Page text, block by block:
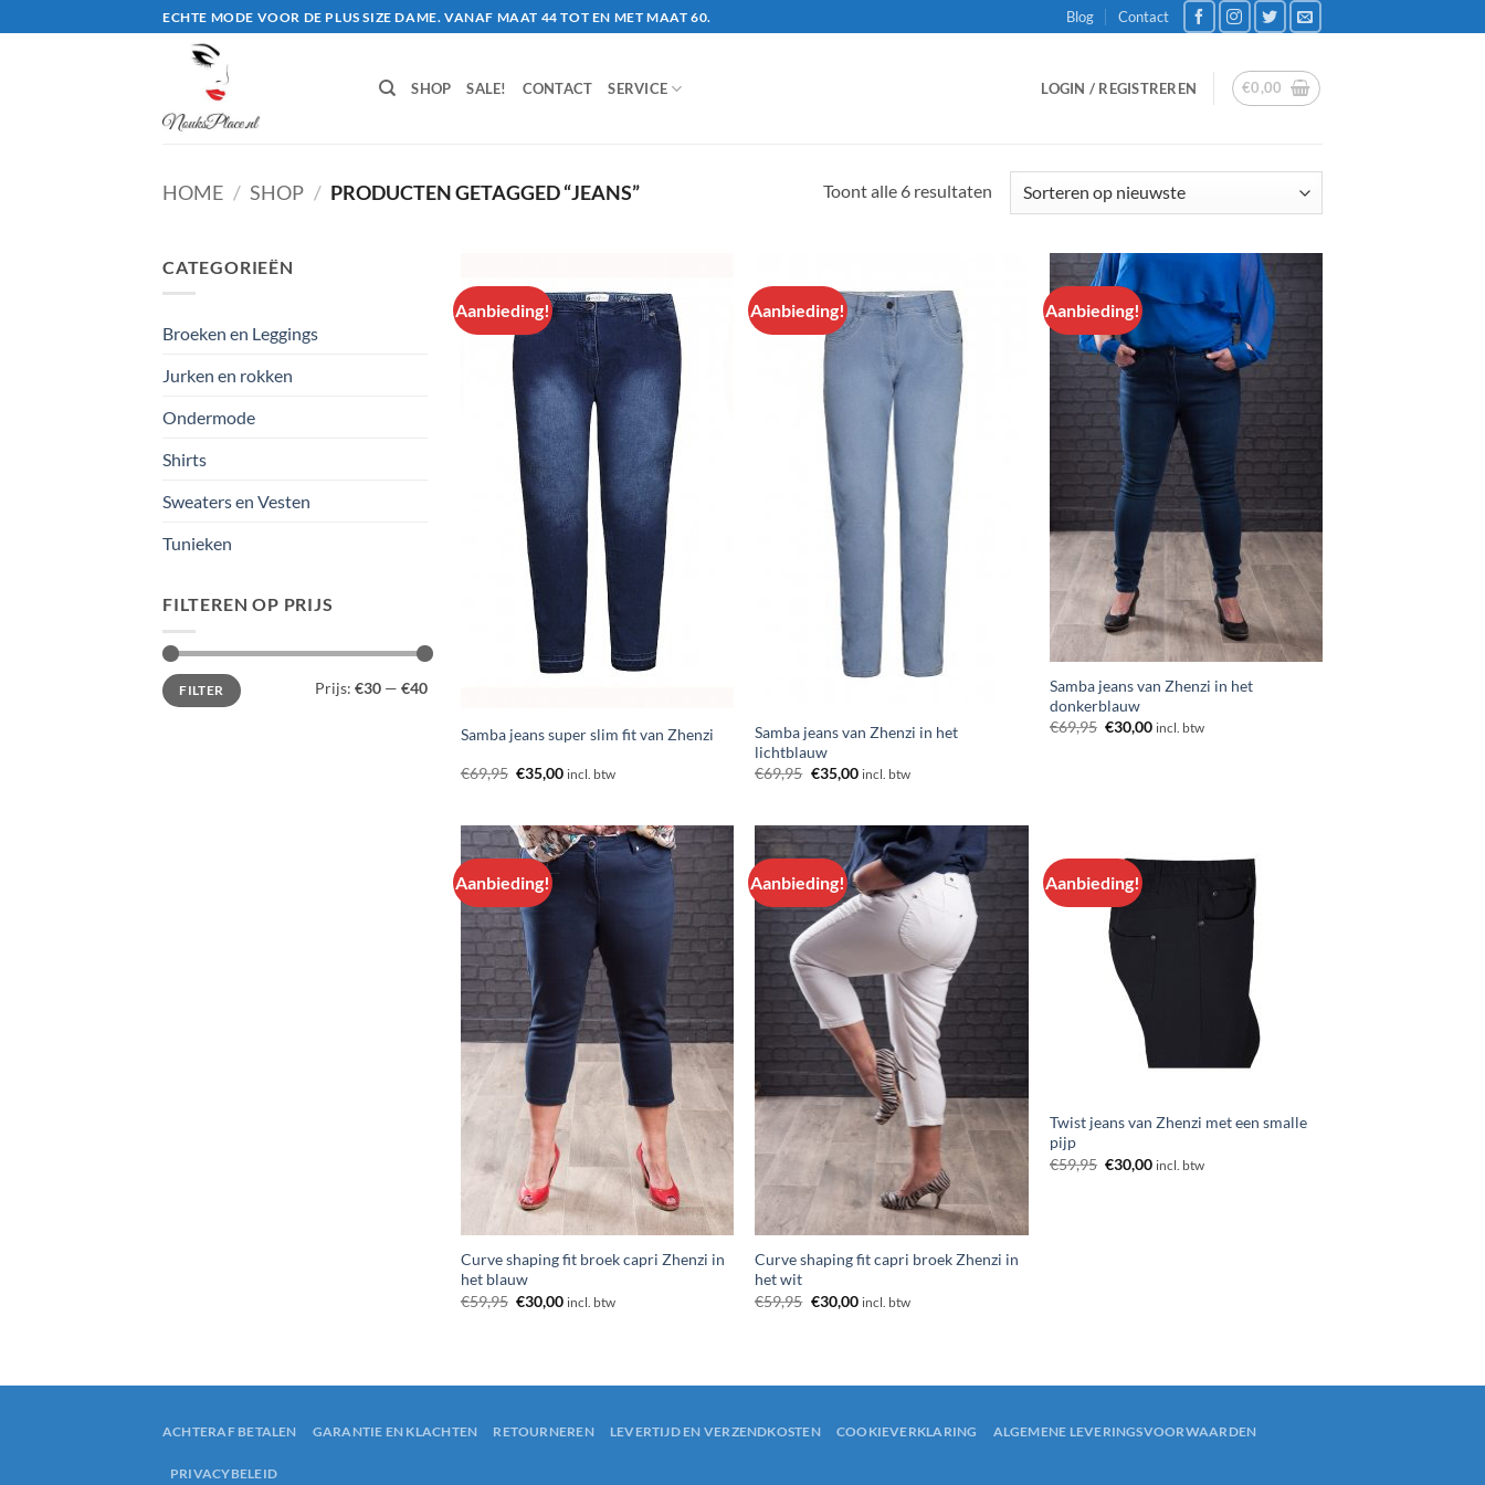
naar
ECHTE MODE VOOR DE PLUS SIZE DAME. VANAF MAAT 44 TOT EN MET MAAT 60. Blog Contact
SHOP SALE! CONTACT SERVICE LOGIN / REGISTREREN €0,00
HOME / SHOP / PRODUCTEN GETAGGED “JEANS” Toont alle 6 resultatenGesorteerd
op
CATEGORIEËN
Broeken en Leggings
Jurken en rokken
Ondermode
Shirts
Sweaters en Vesten
Tunieken
FILTEREN OP PRIJS
Min.
prijs
Max.
prijsFILTER Prijs: €30 — €40
Aanbieding!
Aan
verlanglijst
toevoegen
Samba jeans super slim fit van Zhenzi
€69,95 Oorspronkelijke
prijs
€35,00Huidige
incl. btw
Aanbieding!
verlanglijst
toevoegen
Samba jeans van Zhenzi in het
lichtblauw
€69,95 Oorspronkelijke
prijs
€35,00Huidige
incl. btw
Aanbieding!
Aan
verlanglijst
toevoegen
Samba jeans van Zhenzi in het
donkerblauw
€69,95 Oorspronkelijke
prijs
€30,00Huidige
incl. btw
Aanbieding!
Aan
verlanglijst
toevoegen
Curve shaping fit broek capri Zhenzi in
het blauw
€59,95 Oorspronkelijke
prijs
€30,00Huidige
incl. btw
Aanbieding!
Aan
verlanglijst
toevoegen
Curve shaping fit capri broek Zhenzi in
het wit
€59,95 Oorspronkelijke
prijs
€30,00Huidige
incl. btw
Aanbieding!
verlanglijst
toevoegen
Twist jeans van Zhenzi met een smalle
pijp
€59,95 Oorspronkelijke
prijs
€30,00Huidige
incl. btw
ACHTERAF BETALEN GARANTIE EN KLACHTEN RETOURNEREN LEVERTIJD EN VERZENDKOSTEN COOKIEVERKLARING ALGEMENE LEVERINGSVOORWAARDEN
PRIVACYBELEID